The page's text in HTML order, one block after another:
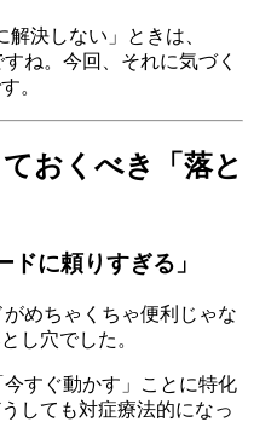
決しない」ときは、
ね。今回、それに気づく
。
おくべき「落と
に頼りすぎる」
がめちゃくちゃ便利じゃな
し穴でした。
今すぐ動かす」ことに特化
しても対症療法的になっ